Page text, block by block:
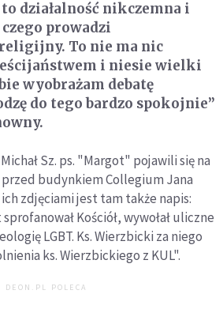
działalność nikczemna i
prowadzi
To nie ma nic
i niesie wielki
wyobrażam debatę
do tego bardzo spokojnie”
Sz. ps. "Margot" pojawili się na
budynkiem Collegium Jana
ich zdjęciami jest tam także napis:
Kościół, wywołał uliczne
LGBT. Ks. Wierzbicki za niego
ks. Wierzbickiego z KUL".
DEON.PL POLECA